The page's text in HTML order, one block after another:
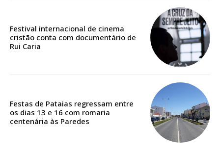
16€
Acesso aos conteúdos Exclusivos para
assinantes
Ofertas para assinatura anual
Festival internacional de cinema
cristão conta com documentário de
Rui Caria
Festas de Pataias regressam entre
os dias 13 e 16 com romaria
centenária às Paredes